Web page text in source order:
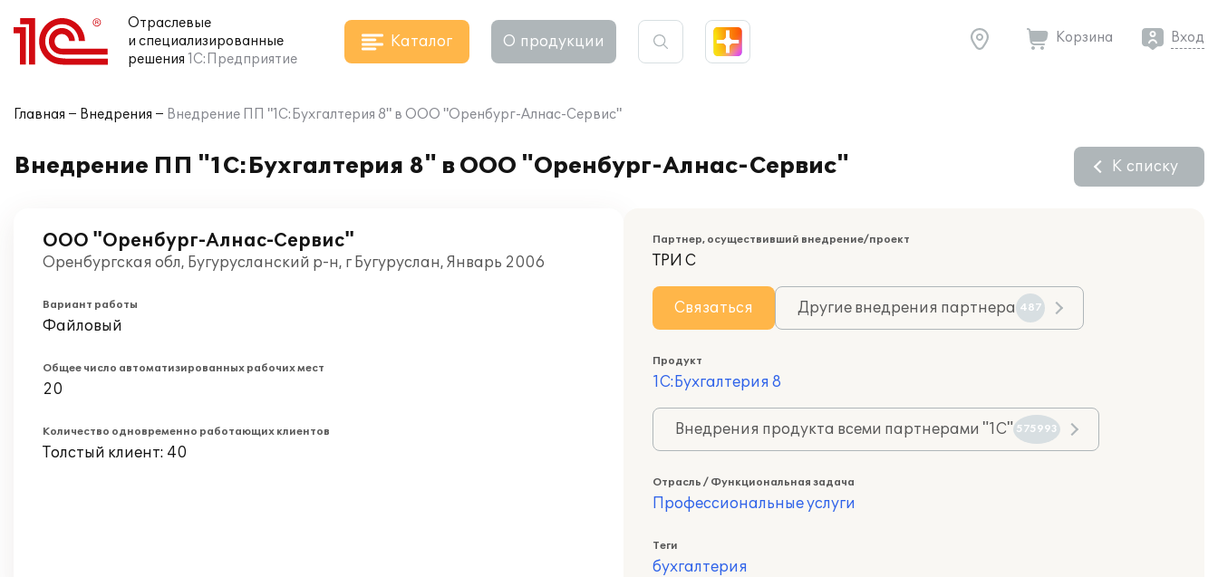
Отраслевые
и специализированные
решения 1С:Предприятие
Каталог О продукции Корзина Вход
Главная Внедрения Внедрение ПП "1С:Бухгалтерия 8" в ООО "Оренбург-Алнас-Сервис"
Внедрение ПП "1С:Бухгалтерия 8" в ООО "Оренбург-Алнас-Сервис" К списку
ООО "Оренбург-Алнас-Сервис"
Оренбургская обл, Бугурусланский р-н, г Бугуруслан, Январь 2006
Вариант работы
Файловый
Общее число автоматизированных рабочих мест
20
Количество одновременно работающих клиентов
Толстый клиент: 40
Партнер, осуществивший внедрение/проект
ТРИ С
Связаться Другие внедрения партнера 487
Продукт
1С:Бухгалтерия 8
Внедрения продукта всеми партнерами "1С" 575993
Отрасль / Функциональная задача
Профессиональные услуги
Теги
бухгалтерия